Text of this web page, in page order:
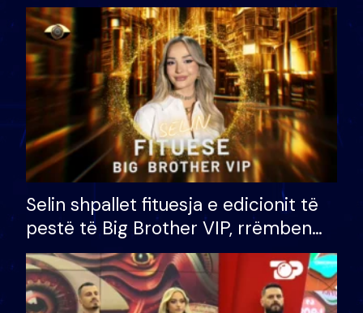
Selin shpallet fituesja e edicionit të
pestë të Big Brother VIP, rrëmben
çmimin e madh prej 100 mijë eurosh